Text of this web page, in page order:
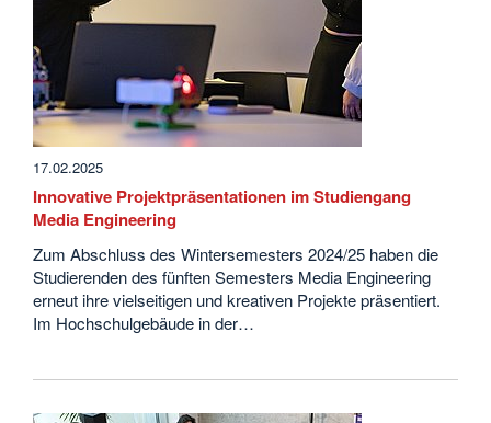
17.02.2025
Innovative Projektpräsentationen im Studiengang
Media Engineering
Zum Abschluss des Wintersemesters 2024/25 haben die
Studierenden des fünften Semesters Media Engineering
erneut ihre vielseitigen und kreativen Projekte präsentiert.
Im Hochschulgebäude in der…